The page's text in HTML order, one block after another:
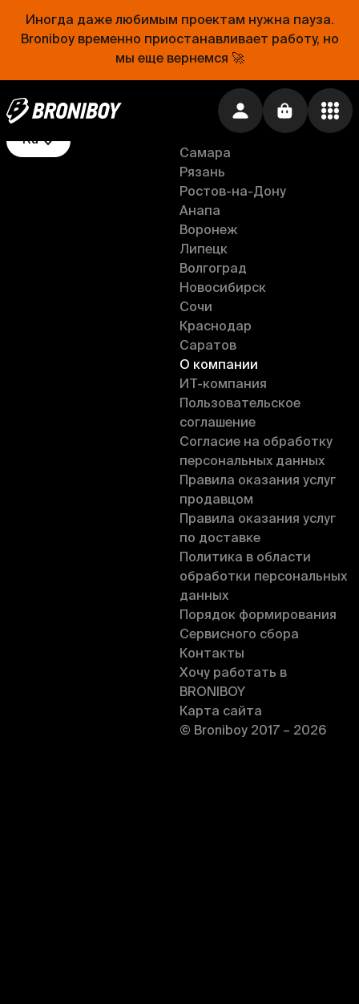
Иногда даже любимым проектам нужна пауза.
Broniboy временно приостанавливает работу, но
мы еще вернемся 🚀
Другое
Фрукты и овощи
Товары для животных
Рестораны и кафе
Ru
Уфа
Тюмень
Белгород
Москва
Нижний Новгород
Самара
Рязань
Ростов-на-Дону
Анапа
Воронеж
Липецк
Волгоград
Новосибирск
Сочи
Краснодар
Саратов
О компании
ИT-компания
Пользовательское
соглашение
Согласие на обработку
персональных данных
Правила оказания услуг
продавцом
Правила оказания услуг
по доставке
Политика в области
обработки персональных
данных
Порядок формирования
Сервисного сбора
Контакты
Хочу работать в
BRONIBOY
Карта сайта
© Broniboy 2017 – 2026